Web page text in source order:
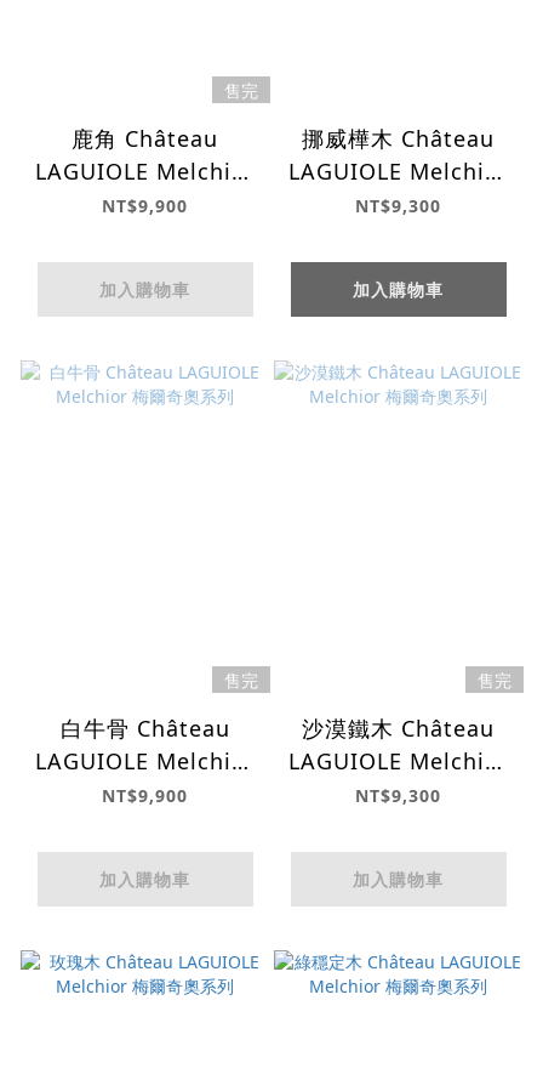
售完
鹿角 Château
LAGUIOLE Melchior
梅爾奇奧系列
NT$9,900
加入購物車
挪威樺木 Château
LAGUIOLE Melchior
梅爾奇奧系列
NT$9,300
加入購物車
售完
白牛骨 Château
LAGUIOLE Melchior
梅爾奇奧系列
NT$9,900
加入購物車
售完
沙漠鐵木 Château
LAGUIOLE Melchior
梅爾奇奧系列
NT$9,300
加入購物車